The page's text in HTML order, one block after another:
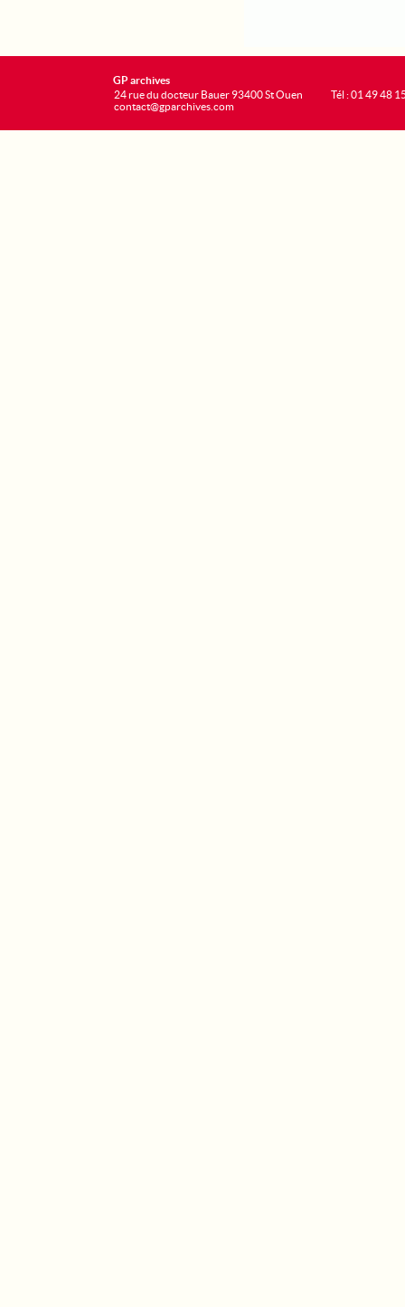
GP archives
24 rue du docteur Bauer 93400 St Ouen
contact@gparchives.com
Tél : 01 49 48